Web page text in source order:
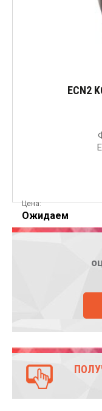
ECN2
Цена:
Ожидаем